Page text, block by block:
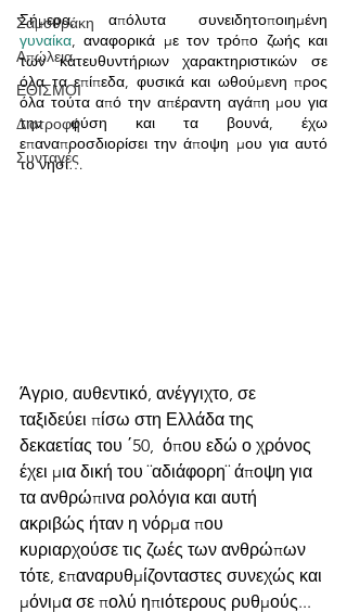
Σαμοθράκη
Απώλεια
ΕΘΙΣΜΟΙ
Διατροφή
Συνταγές
γυναίκα, αναφορικά με τον τρόπο ζωής και
των κατευθυντήριων χαρακτηριστικών σε
όλα τα επίπεδα, φυσικά και ωθούμενη προς
όλα τούτα από την απέραντη αγάπη μου για
την φύση και τα βουνά, έχω
επαναπροσδιορίσει την άποψη μου για αυτό
το νησί…
Άγριο, αυθεντικό, ανέγγιχτο, σε
ταξιδεύει πίσω στη Ελλάδα της
δεκαετίας του ΄50,  όπου εδώ ο χρόνος
έχει μια δική του ¨αδιάφορη¨ άποψη για
τα ανθρώπινα ρολόγια και αυτή
ακριβώς ήταν η νόρμα που
κυριαρχούσε τις ζωές των ανθρώπων
τότε, επαναρυθμίζονταστες συνεχώς και
μόνιμα σε πολύ ηπιότερους ρυθμούς...